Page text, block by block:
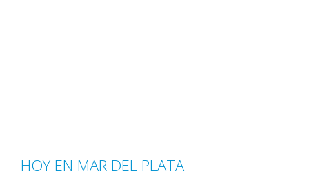
HOY EN MAR DEL PLATA